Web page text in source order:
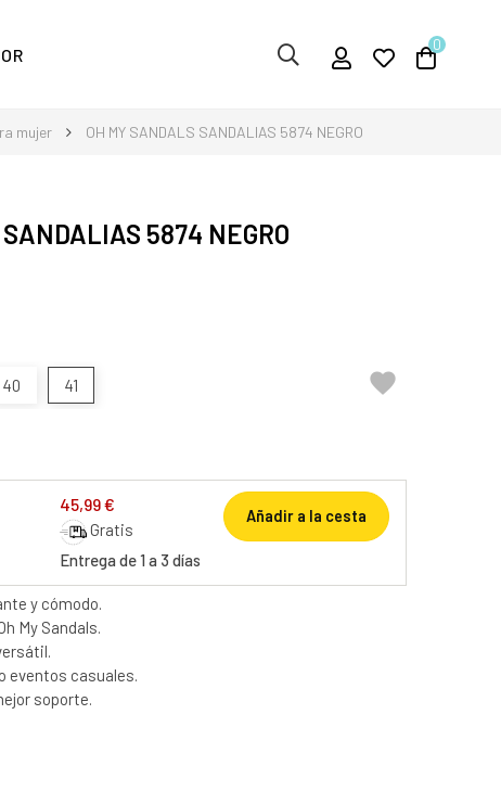
0
mujer OH MY SANDALS SANDALIAS 5874 NEGRO
5874 NEGRO
40 41 
45,99 €
Gratis
Entrega de 1 a 3 días
Añadir a la cesta
y cómodo.
My Sandals.
eventos casuales.
soporte.